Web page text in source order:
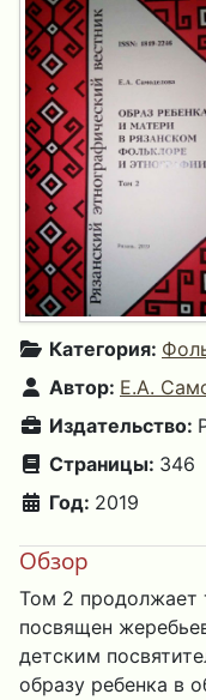
Категория:
Автор: Е.А.
Издательство:
Страницы: 346
Год: 2019
Обзор
Том 2 продолжает
посвящен
детским
образу ребенка в